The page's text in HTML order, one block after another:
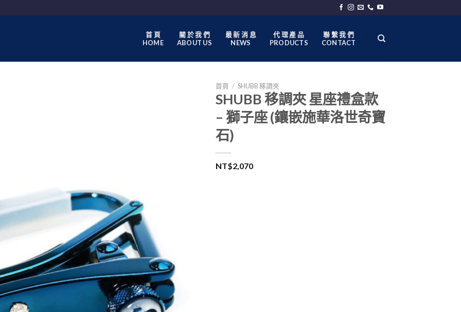
首 頁
HOME
關 於 我 們
ABOUT US
最 新 消 息
NEWS
代 理 產 品
PRODUCTS
聯 繫 我 們
CONTACT
首頁 / SHUBB 移調夾
SHUBB 移調夾 星座禮盒款
– 獅子座 (鑲嵌施華洛世奇寶
石)
NT$2,070